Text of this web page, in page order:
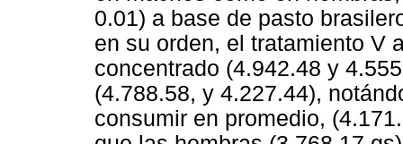
0.01) a base de pasto
en su orden, el tratamiento V
concentrado (4.942.48 y
(4.788.58, y 4.227.44),
consumir en promedio,